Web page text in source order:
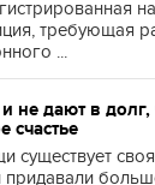
требующая
...
и не дают в
счастье
существует